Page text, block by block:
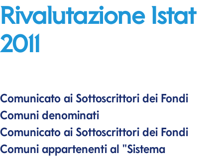
Rivalutazione Istat
2011
Comunicato ai Sottoscrittori dei Fondi
Comuni denominati
Comunicato ai Sottoscrittori dei Fondi
Comuni appartenenti al "Sistema